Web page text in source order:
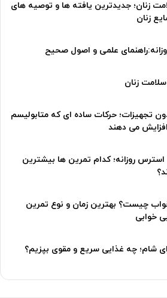
زنان؛ جدیدترین یافته ها و توصیه های
زنان
علمی و اصول صحیح
زنان
تجهیزات؛ حرکات ساده ای که متابولیسم
افزایش می دهند
روزانه؛ کدام تمرین ها بیشترین
چیست؟ بهترین زمان و نوع تمرین
خوابی
شام؛ چه غذایی سریع و مقوی بپزیم؟